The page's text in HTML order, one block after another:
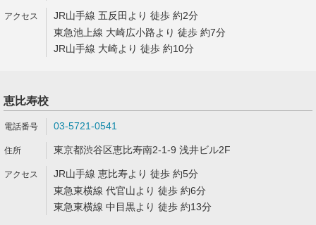
JR山手線 五反田より 徒歩 約2分
東急池上線 大崎広小路より 徒歩 約7分
JR山手線 大崎より 徒歩 約10分
恵比寿校
03-5721-0541
東京都渋谷区恵比寿南2-1-9 浅井ビル2F
JR山手線 恵比寿より 徒歩 約5分
東急東横線 代官山より 徒歩 約6分
東急東横線 中目黒より 徒歩 約13分